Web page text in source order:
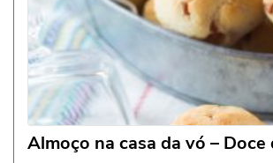
Almoço na casa da vó – Doce